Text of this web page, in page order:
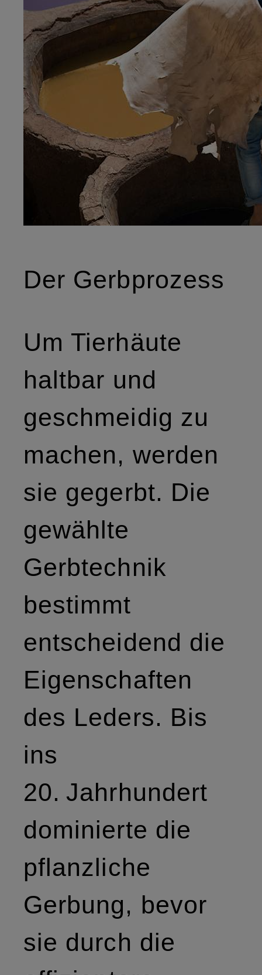
Der Gerbprozess
Um Tierhäute
haltbar und
geschmeidig zu
machen, werden
sie gegerbt. Die
gewählte
Gerbtechnik
bestimmt
entscheidend die
Eigenschaften
des Leders. Bis
ins
20. Jahrhundert
dominierte die
pflanzliche
Gerbung, bevor
sie durch die